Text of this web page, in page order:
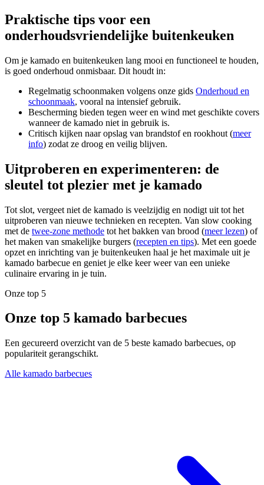
Praktische tips voor een
onderhoudsvriendelijke buitenkeuken
Om je kamado en buitenkeuken lang mooi en functioneel te houden,
is goed onderhoud onmisbaar. Dit houdt in:
Regelmatig schoonmaken volgens onze gids Onderhoud en
schoonmaak, vooral na intensief gebruik.
Bescherming bieden tegen weer en wind met geschikte covers
wanneer de kamado niet in gebruik is.
Critisch kijken naar opslag van brandstof en rookhout (meer
info) zodat ze droog en veilig blijven.
Uitproberen en experimenteren: de
sleutel tot plezier met je kamado
Tot slot, vergeet niet de kamado is veelzijdig en nodigt uit tot het
uitproberen van nieuwe technieken en recepten. Van slow cooking
met de twee-zone methode tot het bakken van brood (meer lezen) of
het maken van smakelijke burgers (recepten en tips). Met een goede
opzet en inrichting van je buitenkeuken haal je het maximale uit je
kamado barbecue en geniet je elke keer weer van een unieke
culinaire ervaring in je tuin.
Onze top 5
Onze top 5 kamado barbecues
Een gecureerd overzicht van de 5 beste kamado barbecues, op
populariteit gerangschikt.
Alle kamado barbecues